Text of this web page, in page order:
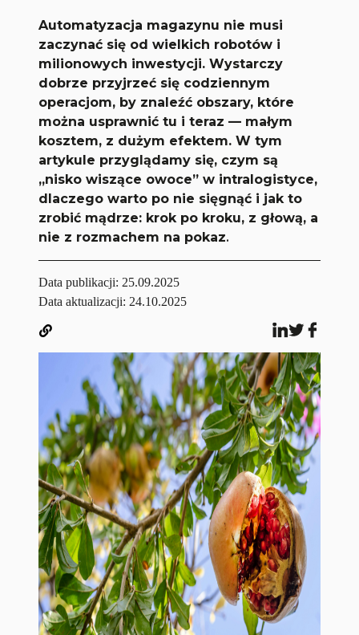
Automatyzacja magazynu nie musi
zaczynać się od wielkich robotów i
milionowych inwestycji. Wystarczy
dobrze przyjrzeć się codziennym
operacjom, by znaleźć obszary, które
można usprawnić tu i teraz — małym
kosztem, z dużym efektem. W tym
artykule przyglądamy się, czym są
„nisko wiszące owoce” w intralogistyce,
dlaczego warto po nie sięgnąć i jak to
zrobić mądrze: krok po kroku, z głową, a
nie z rozmachem na pokaz.
Data publikacji: 25.09.2025
Data aktualizacji: 24.10.2025